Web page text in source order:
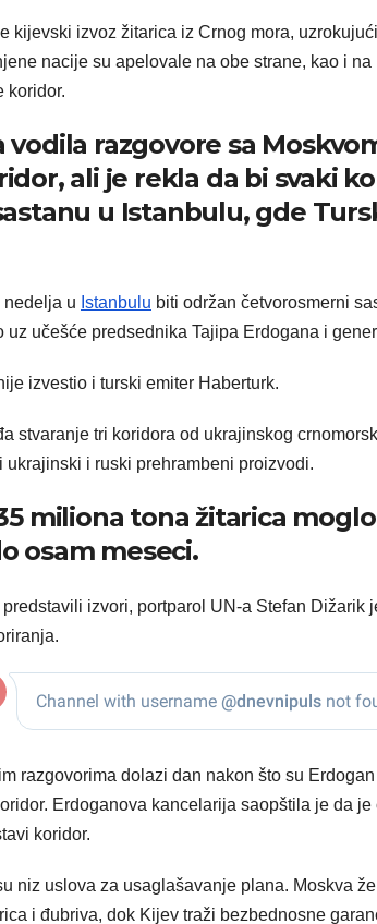
kijevski izvoz žitarica iz Crnog mora,
nacije su apelovale na obe strane, kao i
koridor.
vodila razgovore sa
ali je rekla da bi svaki
u Istanbulu, gde
nedelja u Istanbulu biti održan četvorosmerni
uz učešće predsednika Tajipa Erdogana i
izvestio i turski emiter Haberturk.
stvaranje tri koridora od ukrajinskog
ukrajinski i ruski prehrambeni proizvodi.
miliona tona žitarica
osam meseci.
izvori, portparol UN-a Stefan Dižarik
razgovorima dolazi dan nakon što su
Erdoganova kancelarija saopštila je da je
koridor.
niz uslova za usaglašavanje plana. Moskva
i đubriva, dok Kijev traži bezbednosne